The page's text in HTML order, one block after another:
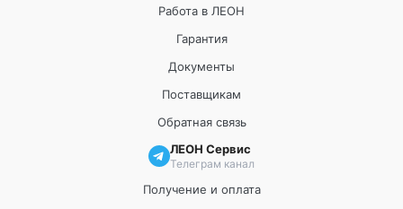
Работа в ЛЕОН
Гарантия
Документы
Поставщикам
Обратная связь
ЛЕОН Сервис
Телеграм канал
Получение и оплата